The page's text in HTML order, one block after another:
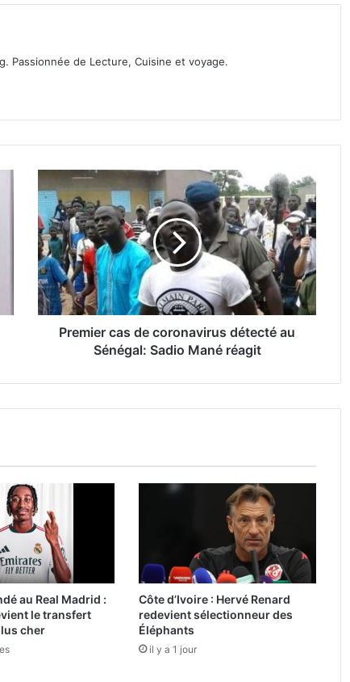
Passionnée de Lecture, Cuisine et voyage.
Premier cas de coronavirus détecté au
Sénégal: Sadio Mané réagit
au Real Madrid :
le transfert
cher
Côte d’Ivoire : Hervé Renard
redevient sélectionneur des
Éléphants
il y a 1 jour